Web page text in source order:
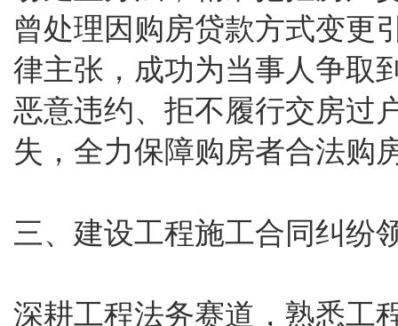
曾处理因购房贷款方式变更
律主张，成功为当事人争取
恶意违约、拒不履行交房过
失，全力保障购房者合法购
三、建设工程施工合同纠纷
深耕工程法务赛道，熟悉工